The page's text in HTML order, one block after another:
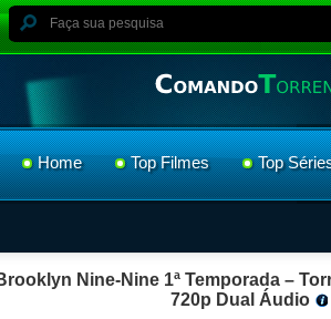
Home Top Filmes Top
Nine-Nine 1ª Temporada –
720p Dual Áudio